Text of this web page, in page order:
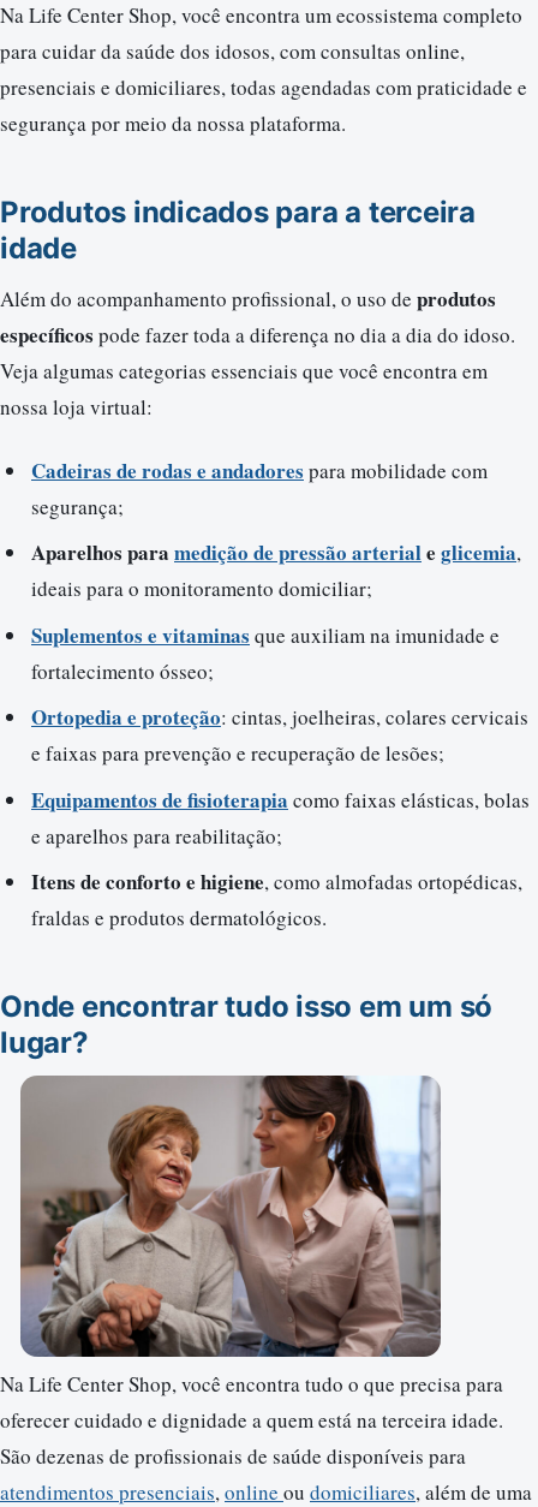
Na Life Center Shop, você encontra um ecossistema completo
para cuidar da saúde dos idosos, com consultas online,
presenciais e domiciliares, todas agendadas com praticidade e
segurança por meio da nossa plataforma.
Produtos indicados para a terceira
idade
Além do acompanhamento profissional, o uso de produtos
específicos pode fazer toda a diferença no dia a dia do idoso.
Veja algumas categorias essenciais que você encontra em
nossa loja virtual:
Cadeiras de rodas e andadores para mobilidade com
segurança;
Aparelhos para medição de pressão arteriale glicemia,
ideais para o monitoramento domiciliar;
Suplementos e vitaminas que auxiliam na imunidade e
fortalecimento ósseo;
Ortopedia e proteção: cintas, joelheiras, colares cervicais
e faixas para prevenção e recuperação de lesões;
Equipamentos de fisioterapia como faixas elásticas, bolas
e aparelhos para reabilitação;
Itens de conforto e higiene, como almofadas ortopédicas,
fraldas e produtos dermatológicos.
Onde encontrar tudo isso em um só
lugar?
Na Life Center Shop, você encontra tudo o que precisa para
oferecer cuidado e dignidade a quem está na terceira idade.
São dezenas de profissionais de saúde disponíveis para
atendimentos presenciais,online ou domiciliares, além de uma